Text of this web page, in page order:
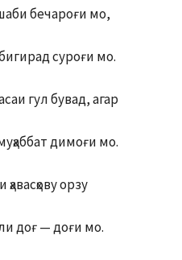
бечароғи мо,
суроғи мо.
гул бувад, агар
димоғи мо.
орзу
доғ — доғи мо.